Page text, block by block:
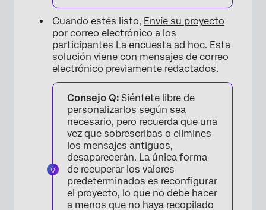
Cuando estés listo, Envíe su proyecto
por correo electrónico a los
participantes La encuesta ad hoc. Esta
solución viene con mensajes de correo
electrónico previamente redactados.
Consejo Q: Siéntete libre de
personalizarlos según sea
necesario, pero recuerda que una
vez que sobrescribas o elimines
los mensajes antiguos,
desaparecerán. La única forma
de recuperar los valores
predeterminados es reconfigurar
el proyecto, lo que no debe hacer
a menos que no haya recopilado